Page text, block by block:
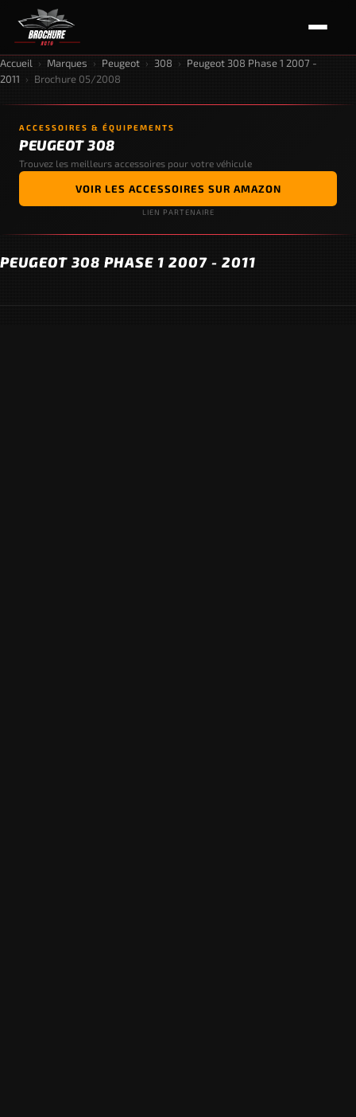
Accueil › Marques › Peugeot › 308 › Peugeot 308 Phase 1 2007 -
2011 › Brochure 05/2008
ACCESSOIRES & ÉQUIPEMENTS
PEUGEOT 308
Trouvez les meilleurs accessoires pour votre véhicule
VOIR LES ACCESSOIRES SUR AMAZON
LIEN PARTENAIRE
PEUGEOT 308 PHASE 1 2007 - 2011